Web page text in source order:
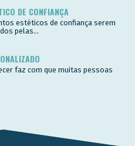
DE CONFIANÇA
estéticos de confiança serem
pelas...
faz com que muitas pessoas